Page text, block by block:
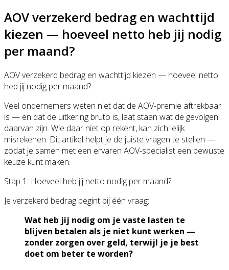
AOV verzekerd bedrag en wachttijd
kiezen — hoeveel netto heb jij nodig
per maand?
AOV verzekerd bedrag en wachttijd kiezen — hoeveel netto
heb jij nodig per maand?
Veel ondernemers weten niet dat de AOV-premie aftrekbaar
is — en dat de uitkering bruto is, laat staan wat de gevolgen
daarvan zijn. Wie daar niet op rekent, kan zich lelijk
misrekenen. Dit artikel helpt je de juiste vragen te stellen —
zodat je samen met een ervaren AOV-specialist een bewuste
keuze kunt maken.
Stap 1: Hoeveel heb jij netto nodig per maand?
Je verzekerd bedrag begint bij één vraag:
Wat heb jij nodig om je vaste lasten te
blijven betalen als je niet kunt werken —
zonder zorgen over geld, terwijl je je best
doet om beter te worden?